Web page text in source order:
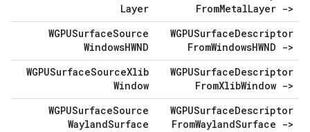
FromMetalLayer ->
Layer
WGPUSurfaceDescriptor
FromWindowsHWND ->
WGPUSurfaceSource
WindowsHWND
WGPUSurfaceDescriptor
FromXlibWindow ->
WGPUSurfaceSourceXlib
Window
WGPUSurfaceDescriptor
FromWaylandSurface ->
WGPUSurfaceSource
WaylandSurface